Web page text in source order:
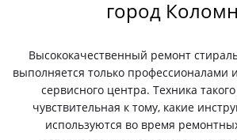
город
Высококачественный ремонт
выполняется только профессионалами
сервисного центра. Техника
чувствительная к тому, какие
используются во время